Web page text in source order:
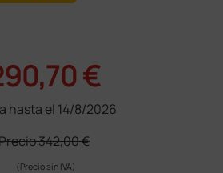
€
hasta el 14/8/2026
342,00 €
(Precio sin IVA)